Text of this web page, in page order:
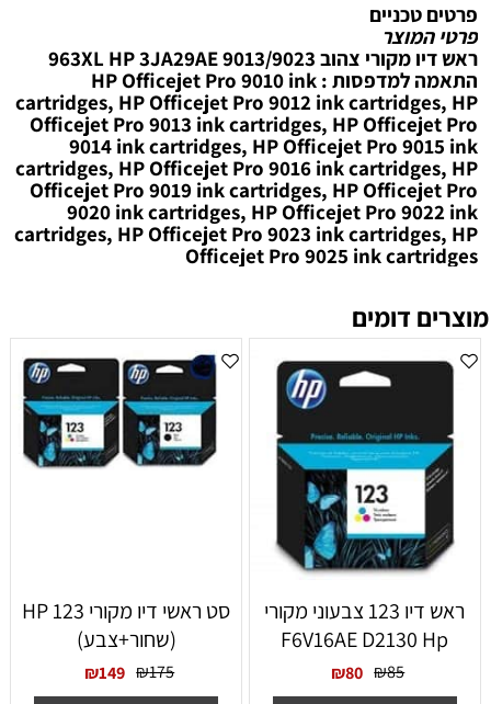
פרטים טכניים
פרטי המוצר
ראש דיו מקורי צהוב 963XL HP 3JA29AE 9013/9023
התאמה למדפסות : HP Officejet Pro 9010 ink
cartridges, HP Officejet Pro 9012 ink cartridges, HP
Officejet Pro 9013 ink cartridges, HP Officejet Pro
9014 ink cartridges, HP Officejet Pro 9015 ink
cartridges, HP Officejet Pro 9016 ink cartridges, HP
Officejet Pro 9019 ink cartridges, HP Officejet Pro
9020 ink cartridges, HP Officejet Pro 9022 ink
cartridges, HP Officejet Pro 9023 ink cartridges, HP
Officejet Pro 9025 ink cartridges
מוצרים דומים
ראש דיו 123 צבעוני מקורי
F6V16AE D2130 Hp
₪85
₪80
סט ראשי דיו מקורי HP 123
(שחור+צבע)
₪175
₪149